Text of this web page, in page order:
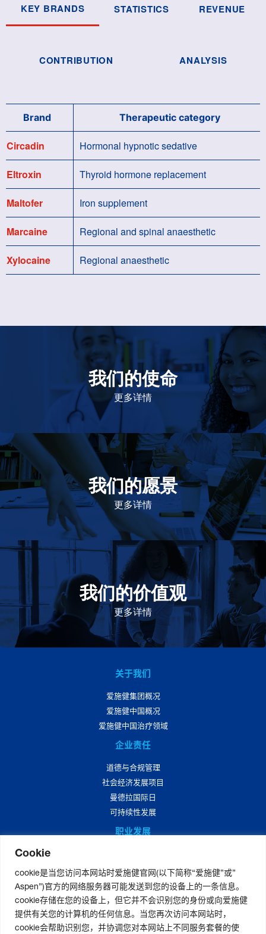
Cookie
cookie是当您访问本网站时爱施健官网(以下简称“爱施健”或”
Aspen”)官方的网络服务器可能发送到您的设备上的一条信息。
cookie存储在您的设备上，但它并不会识别您的身份或向爱施健
提供有关您的计算机的任何信息。当您再次访问本网站时，
cookie会帮助识别您，并协调您对本网站上不同服务套餐的使
KEY BRANDS STATISTICS REVENUE
CONTRIBUTION ANALYSIS
Brand Therapeutic category
Circadin Hormonal hypnotic sedative
Eltroxin Thyroid hormone replacement
Maltofer Iron supplement
Marcaine Regional and spinal anaesthetic
Xylocaine Regional anaesthetic
我们的使命
更多详情
致力于提高患者的生命健康和质量
我们的愿景
更多详情
作为一个负责任的企业公民，在全球提供优质和患者可
及的药物，传递我们的价值。
我们的价值观
更多详情
我们的价值观是爱施健存立和发展的基石。集团上下以
此为指引，为实现集团目标而共同奋斗。
关于我们
爱施健集团概况
爱施健中国概况
爱施健中国治疗领域
企业责任
道德与合规管理
社会经济发展项目
曼德拉国际日
可持续性发展
职业发展
爱施健中国岗位招聘
媒体中心
爱施健集团资讯
爱施健中国资讯